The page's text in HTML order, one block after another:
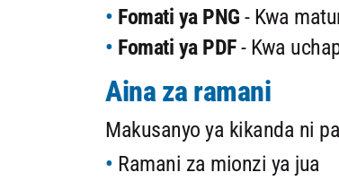
Fomati ya PNG - Kwa
Fomati ya PDF- Kwa
Aina za ramani
Makusanyo ya kikanda ni
Ramani za mionzi ya jua